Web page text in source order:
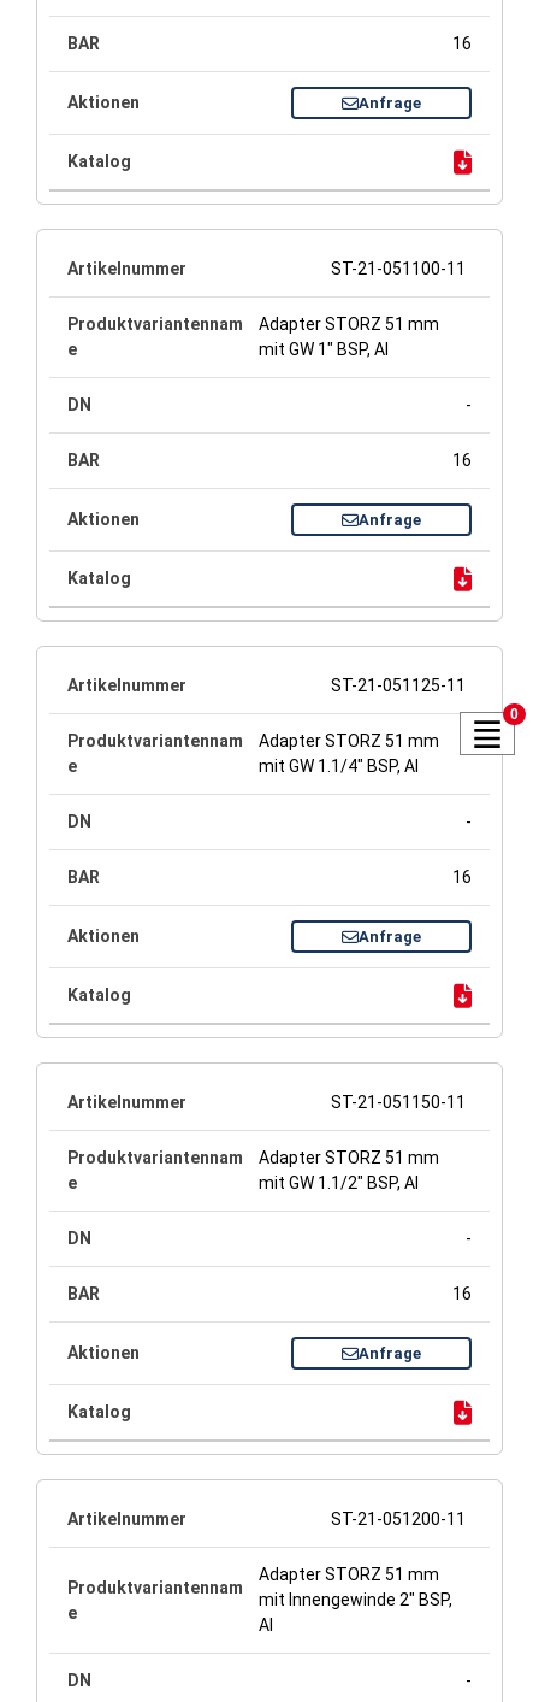
16
Anfrage
ST-21-051100-11
Adapter STORZ 51 mm
mit GW 1" BSP, Al
-
16
Anfrage
ST-21-051125-11
Adapter STORZ 51 mm
mit GW 1.1/4" BSP, Al
-
16
Anfrage
ST-21-051150-11
Adapter STORZ 51 mm
mit GW 1.1/2" BSP, Al
-
16
Anfrage
ST-21-051200-11
Adapter STORZ 51 mm
mit Innengewinde 2" BSP,
Al
-
0